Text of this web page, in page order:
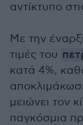
αντίκτυπο
Με την
τιμές του
κατά 4%,
μειώνει τον
παγκόσμια